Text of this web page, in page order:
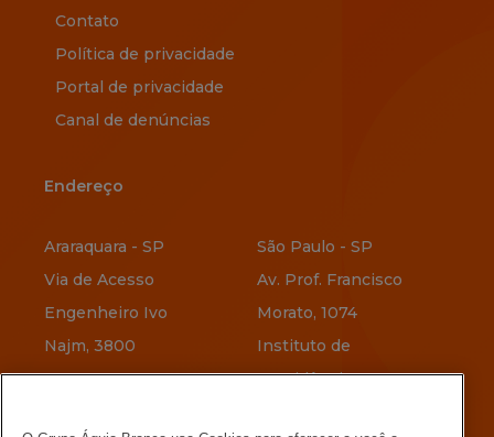
Contato
Política de privacidade
Portal de privacidade
Canal de denúncias
Endereço
Araraquara - SP
Via de Acesso
Engenheiro Ivo
Najm, 3800
São Paulo - SP
Av. Prof. Francisco
Morato, 1074
Instituto de
Previdência